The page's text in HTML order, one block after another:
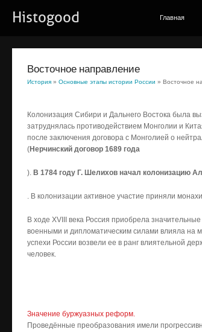
Histogood Главная
Восточное направление
История » Основные этапы истории России » Восточное
Колонизация Сибири и Дальнего Востока была
затруднялась противодействием Монголии и
после заключения договора с Монголией о
(Нерчинский договор 1689 года
). В 1784 году Г. Шелихов начал колонизацию
. В колонизации активное участие приняли
В ходе XVIII века Россия приобрела
военными и дипломатическим силами влияла на
успехи России возвели ее в ранг влиятельной
человек.
Значение буржуазных реформ.
Проведённые преобразования имели